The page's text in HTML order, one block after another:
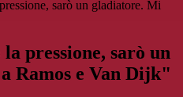
sarò un gladiatore. Mi
pressione, sarò un
Ramos e Van Dijk"